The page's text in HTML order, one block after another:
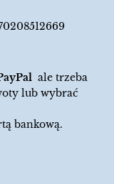
ale trzeba
lub wybrać
bankową.